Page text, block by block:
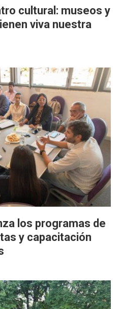
cultural: museos y
viva nuestra
los programas de
y capacitación